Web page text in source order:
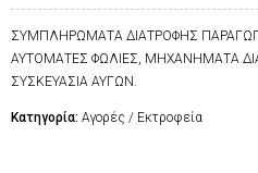
ΣΥΜΠΛΗΡΩΜΑΤΑ ΔΙΑΤΡΟΦΗΣ
ΑΥΤΟΜΑΤΕΣ ΦΩΛΙΕΣ, ΜΗΧΑΝΗΜΑΤΑ
ΣΥΣΚΕΥΑΣΙΑ ΑΥΓΩΝ.
Κατηγορία: Αγορές / Εκτροφεία